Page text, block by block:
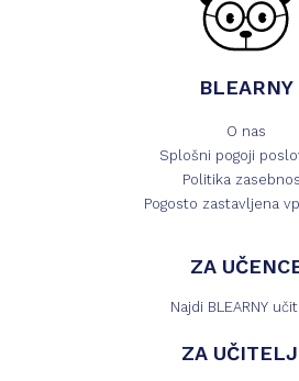
BLEARNY
O nas
Splošni pogoji
Politika
Pogosto zastavljena
ZA
Najdi BLEARNY
ZA